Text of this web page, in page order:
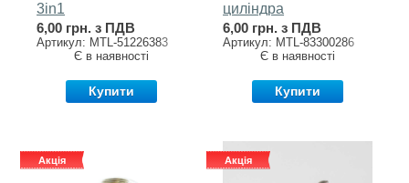
3in1
6,00 грн. з ПДВ
Артикул: MTL-51226383
Є в наявності
Купити
циліндра
6,00 грн. з ПДВ
Артикул: MTL-83300286
Є в наявності
Купити
Акція Акція